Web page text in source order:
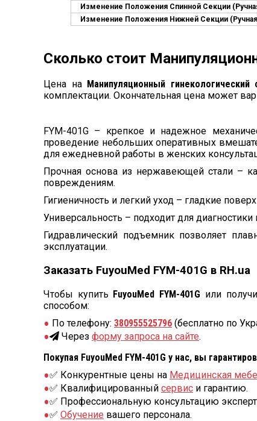
Изменение Положения Спинной Секции
Изменение Положения Нижней Секции
Сколько стоит
Цена на Манипуляционный гинекологический
комплектации. Окончательная цена может
FYM-401G – крепкое и надежное
проведение небольших оперативных
для ежедневной работы в женских
Прочная основа из нержавеющей стали –
повреждениям.
Гигиеничность и легкий уход – гладкие
Универсальность – подходит для
Гидравлический подъемник позволяет
эксплуатации.
Заказать FuyouMed FYM-401G в RH.ua
Чтобы купить FuyouMed FYM-401G или
способом:
По телефону: 380955525796 (бесплатно по
Через форму запроса на сайте.
Покупая FuyouMed FYM-401G у нас, вы
✅ Конкурентные цены на Медицинская
✅ Квалифицированный сервис и гарантию.
✅ Профессиональную консультацию
✅ Обучение вашего персонала.